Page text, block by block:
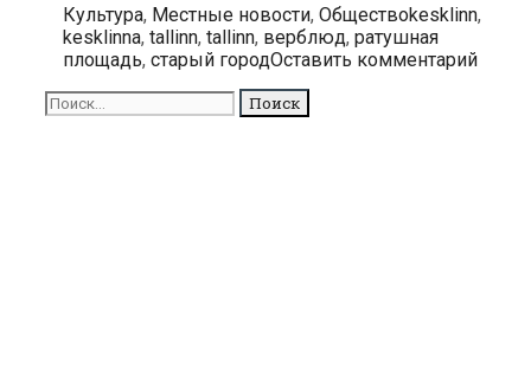
проследовать
через
Ратушную
площадь
Рубрики
Культура, Местные новости, ОбществоМетки
kesklinn,
kesklinna, tallinn, tallinn, верблюд, ратушная
площадь, старый городОставить комментарий
Поиск
для: